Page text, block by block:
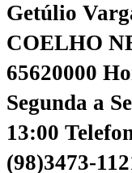
Getúlio
COELHO
65620000
Segunda a
13:00
(98)3473-